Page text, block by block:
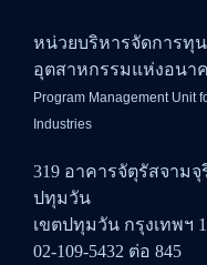
หน่วยบริหารจัดการทุ
อุตสาหกรรมแห่งอนา
Program Management Unit
Industries
319 อาคารจัตุรัสจาม
ปทุมวัน
เขตปทุมวัน กรุงเทพฯ
02-109-5432 ต่อ 845